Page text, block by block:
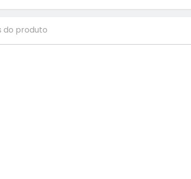
do produto